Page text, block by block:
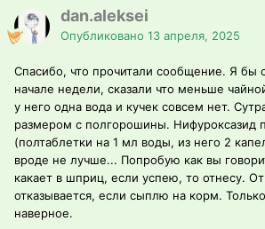
dan.aleksei
Опубликовано 13 апреля, 2025
Спасибо, что прочитали сообщение. Я бы
начале недели, сказали что меньше
у него одна вода и кучек совсем нет.
размером с полгорошины. Нифуроксазид
(полтаблетки на 1 мл воды, из него 2
вроде не лучше... Попробую как вы
какает в шприц, если успею, то отнесу.
отказывается, если сыплю на корм.
наверное.